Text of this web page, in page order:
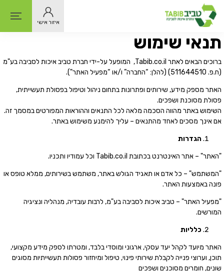
איזור אישי
תנאי שימוש
ברוכים הבאים לאתר Tabib.co.il, המופעל על-ידי חברת טביב איכות לסביבה בע"מ
(ח.פ. 511644510) (להלן: “החברה” ו/או “מפעיל האתר").
האתר מספק מידע, שירותים ופתרונות בתחום ניהול וטיפול בפסולת תעשייתית,
פסולת מסוכנת ושפכים.
השימוש באתר מהווה הסכמה מלאה לכל התנאים וההוראות המפורטים במסמך זה.
אם אינך מסכים לאחד מהתנאים – עליך להימנע משימוש באתר.
הגדרות
"האתר" – אתר האינטרנט בכתובת Tabib.co.il וכל עמודיו ותכניו.
"המשתמש" – כל אדם או תאגיד הגולש באתר, משתמש בשירותים, ממלא טופס או
פונה באמצעות האתר.
"מפעיל האתר" – טביב איכות לסביבה בע"מ, לרבות עובדיה, מנהליה ונציגיה
המורשים.
כלליות
האתר מיועד לקהל יעד עסקי, ארגוני ומוסדי בלבד, ומטרתו לספק מידע מקצועי,
תוכן, וערוצי פנייה לקבלת שירותי פינוי, טיפול ומיחזור פסולות תעשייתיות מסוגים
שונים, חומרים מסוכנים ושפכים